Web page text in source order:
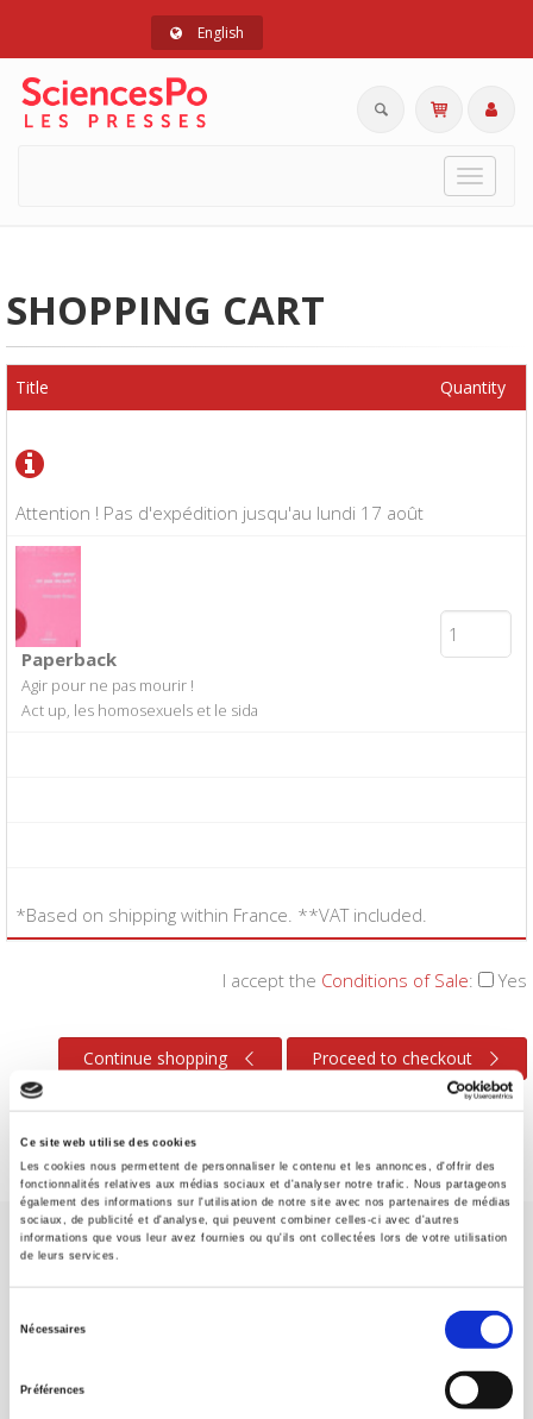
Ce site web utilise des cookies
Les cookies nous permettent de personnaliser le contenu et les annonces, d'offrir des
fonctionnalités relatives aux médias sociaux et d'analyser notre trafic. Nous partageons
également des informations sur l'utilisation de notre site avec nos partenaires de médias
sociaux, de publicité et d'analyse, qui peuvent combiner celles-ci avec d'autres
informations que vous leur avez fournies ou qu'ils ont collectées lors de votre utilisation
de leurs services.
Nécessaires
Préférences
English
Toggle
SHOPPING CART
Attention ! Pas d'expédition jusqu'au lundi 17 août
Title Quantity
Paperback
Agir pour ne pas mourir !
Act up, les homosexuels et le sida
*Based on shipping within France. **VAT included.
I accept the Conditions of Sale: Yes
Continue shopping Proceed to checkout
SCIENCES PO UNIVERSITY PRESS has a threefold role: to publish
original research, to edit reference works for student use, and to
help public and political debate.